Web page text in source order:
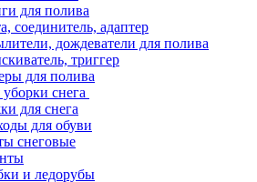
для полива
соединитель, адаптер
дождеватели для полива
триггер
для полива
снега
для снега
для обуви
снеговые
и ледорубы